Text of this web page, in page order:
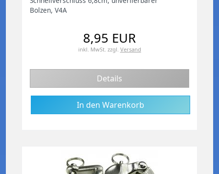
Bolzen, V4A
8,95 EUR
inkl. MwSt. zzgl. Versand
Details